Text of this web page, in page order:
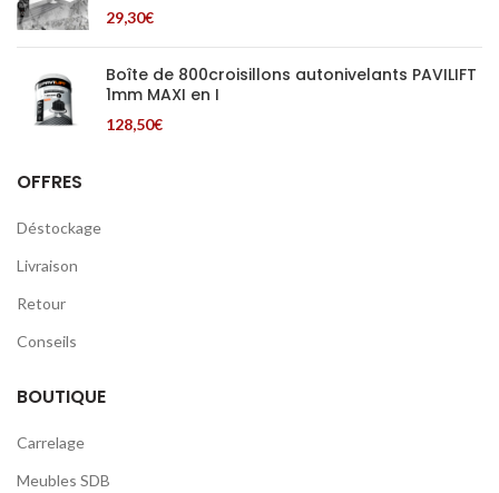
29,30€
Boîte de 800croisillons autonivelants PAVILIFT
1mm MAXI en I
128,50€
OFFRES
Déstockage
Livraison
Retour
Conseils
BOUTIQUE
Carrelage
Meubles SDB